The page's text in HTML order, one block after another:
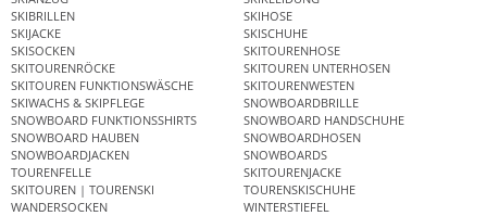
SKIBRILLEN
SKIHOSE
SKIJACKE
SKISCHUHE
SKISOCKEN
SKITOURENHOSE
SKITOURENRÖCKE
SKITOUREN UNTERHOSEN
SKITOUREN FUNKTIONSWÄSCHE
SKITOURENWESTEN
SKIWACHS & SKIPFLEGE
SNOWBOARDBRILLE
SNOWBOARD FUNKTIONSSHIRTS
SNOWBOARD HANDSCHUHE
SNOWBOARD HAUBEN
SNOWBOARDHOSEN
SNOWBOARDJACKEN
SNOWBOARDS
TOURENFELLE
SKITOURENJACKE
SKITOUREN | TOURENSKI
TOURENSKISCHUHE
WANDERSOCKEN
WINTERSTIEFEL